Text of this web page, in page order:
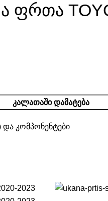
ფრთა
ᲙᲐᲚᲐᲗᲐᲨᲘ ᲓᲐᲛᲐᲢᲔᲑᲐ
კომპონენტები